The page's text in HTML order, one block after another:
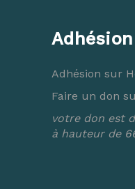
Adhésion sur
Faire un don
votre don est
à hauteur de